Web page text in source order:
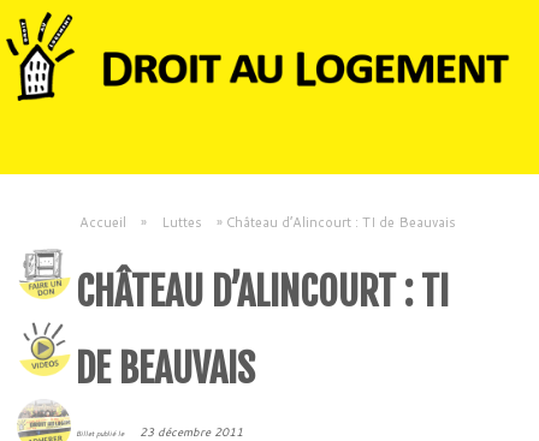
Accueil » Luttes » Château d’Alincourt : TI de Beauvais
CHÂTEAU D’ALINCOURT : TI
DE BEAUVAIS
Billet publié le 23 décembre 2011